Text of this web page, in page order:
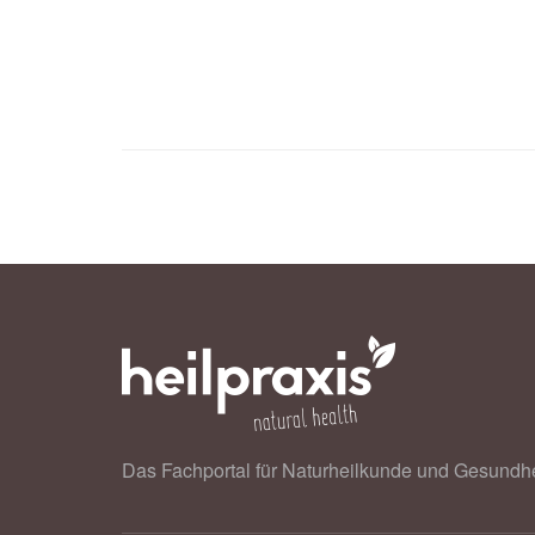
Das Fachportal für Naturheilkunde und